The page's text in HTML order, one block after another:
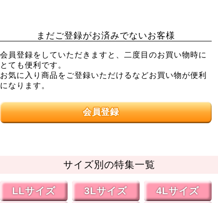
まだご登録がお済みでないお客様
会員登録をしていただきますと、二度目のお買い物時に
とても便利です。
お気に入り商品をご登録いただけるなどお買い物が便利
になります。
会員登録
サイズ別の特集一覧
LLサイズ 3Lサイズ
4Lサイズ